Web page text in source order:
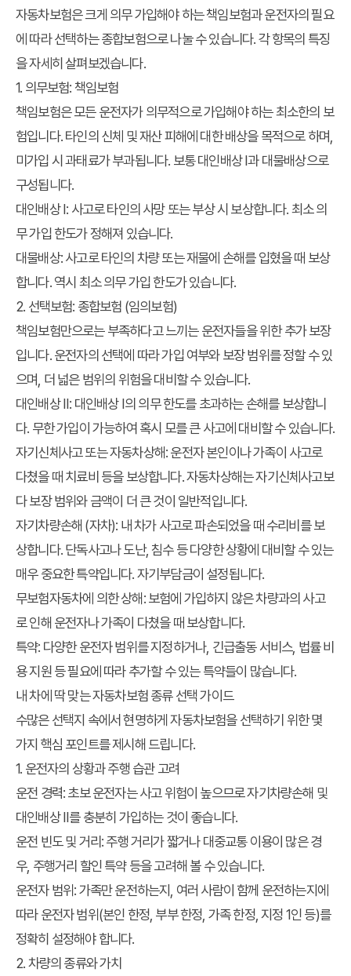
자동차보험은 크게 의무 가입해야 하는 책임보험과 운전자의 필요
에 따라 선택하는 종합보험으로 나눌 수 있습니다. 각 항목의 특징
을 자세히 살펴보겠습니다.
1. 의무보험: 책임보험
책임보험은 모든 운전자가 의무적으로 가입해야 하는 최소한의 보
험입니다. 타인의 신체 및 재산 피해에 대한 배상을 목적으로 하며,
미가입 시 과태료가 부과됩니다. 보통 대인배상 I과 대물배상으로
구성됩니다.
대인배상 I: 사고로 타인의 사망 또는 부상 시 보상합니다. 최소 의
무 가입 한도가 정해져 있습니다.
대물배상: 사고로 타인의 차량 또는 재물에 손해를 입혔을 때 보상
합니다. 역시 최소 의무 가입 한도가 있습니다.
2. 선택보험: 종합보험 (임의보험)
책임보험만으로는 부족하다고 느끼는 운전자들을 위한 추가 보장
입니다. 운전자의 선택에 따라 가입 여부와 보장 범위를 정할 수 있
으며, 더 넓은 범위의 위험을 대비할 수 있습니다.
대인배상 II: 대인배상 I의 의무 한도를 초과하는 손해를 보상합니
다. 무한 가입이 가능하여 혹시 모를 큰 사고에 대비할 수 있습니다.
자기신체사고 또는 자동차상해: 운전자 본인이나 가족이 사고로
다쳤을 때 치료비 등을 보상합니다. 자동차상해는 자기신체사고보
다 보장 범위와 금액이 더 큰 것이 일반적입니다.
자기차량손해 (자차): 내 차가 사고로 파손되었을 때 수리비를 보
상합니다. 단독사고나 도난, 침수 등 다양한 상황에 대비할 수 있는
매우 중요한 특약입니다. 자기부담금이 설정됩니다.
무보험자동차에 의한 상해: 보험에 가입하지 않은 차량과의 사고
로 인해 운전자나 가족이 다쳤을 때 보상합니다.
특약: 다양한 운전자 범위를 지정하거나, 긴급출동 서비스, 법률 비
용 지원 등 필요에 따라 추가할 수 있는 특약들이 많습니다.
내 차에 딱 맞는 자동차보험 종류 선택 가이드
수많은 선택지 속에서 현명하게 자동차보험을 선택하기 위한 몇
가지 핵심 포인트를 제시해 드립니다.
1. 운전자의 상황과 주행 습관 고려
운전 경력: 초보 운전자는 사고 위험이 높으므로 자기차량손해 및
대인배상 II를 충분히 가입하는 것이 좋습니다.
운전 빈도 및 거리: 주행 거리가 짧거나 대중교통 이용이 많은 경
우, 주행거리 할인 특약 등을 고려해 볼 수 있습니다.
운전자 범위: 가족만 운전하는지, 여러 사람이 함께 운전하는지에
따라 운전자 범위(본인 한정, 부부 한정, 가족 한정, 지정 1인 등)를
정확히 설정해야 합니다.
2. 차량의 종류와 가치